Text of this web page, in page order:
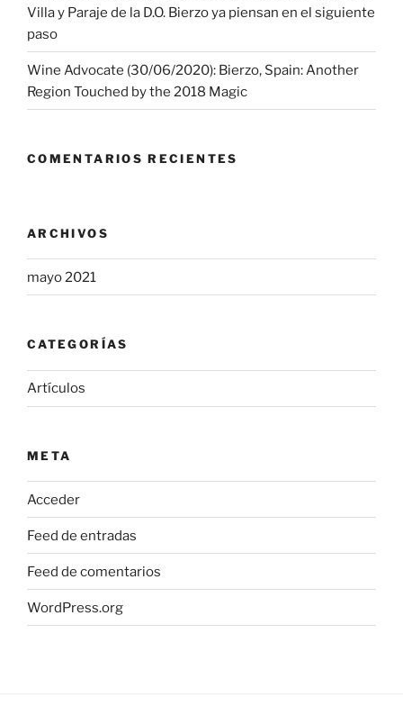
Villa y Paraje de la D.O. Bierzo ya piensan en el siguiente
paso
Wine Advocate (30/06/2020): Bierzo, Spain: Another
Region Touched by the 2018 Magic
COMENTARIOS RECIENTES
ARCHIVOS
mayo 2021
CATEGORÍAS
Artículos
META
Acceder
Feed de entradas
Feed de comentarios
WordPress.org